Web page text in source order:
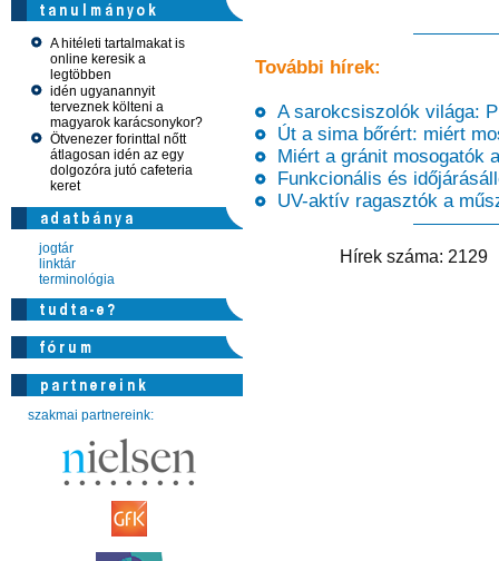
A hitéleti tartalmakat is
online keresik a
legtöbben
idén ugyanannyit
terveznek költeni a
magyarok karácsonykor?
Ötvenezer forinttal nőtt
átlagosan idén az egy
dolgozóra jutó cafeteria
keret
jogtár
linktár
terminológia
szakmai partnereink:
További hírek:
A sarokcsiszolók világa:
Út a sima bőrért: miért
Miért a gránit mosogatók
Funkcionális és
UV-aktív ragasztók a
Hírek száma: